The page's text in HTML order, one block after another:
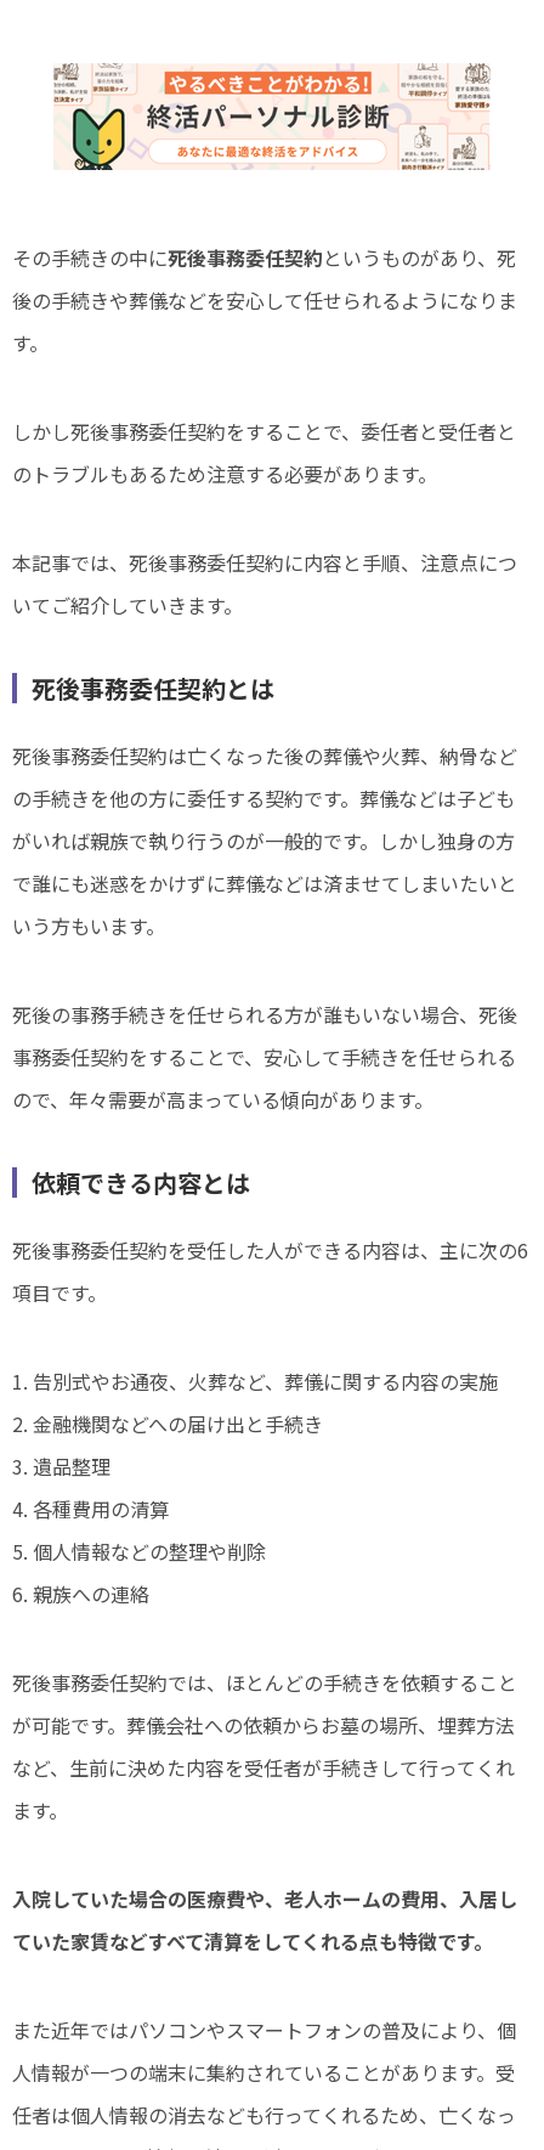
その手続きの中に死後事務委任契約というものがあり、死
後の手続きや葬儀などを安心して任せられるようになりま
す。
しかし死後事務委任契約をすることで、委任者と受任者と
のトラブルもあるため注意する必要があります。
本記事では、死後事務委任契約に内容と手順、注意点につ
いてご紹介していきます。
死後事務委任契約とは
死後事務委任契約は亡くなった後の葬儀や火葬、納骨など
の手続きを他の方に委任する契約です。葬儀などは子ども
がいれば親族で執り行うのが一般的です。しかし独身の方
で誰にも迷惑をかけずに葬儀などは済ませてしまいたいと
いう方もいます。
死後の事務手続きを任せられる方が誰もいない場合、死後
事務委任契約をすることで、安心して手続きを任せられる
ので、年々需要が高まっている傾向があります。
依頼できる内容とは
死後事務委任契約を受任した人ができる内容は、主に次の6
項目です。
1. 告別式やお通夜、火葬など、葬儀に関する内容の実施
2. 金融機関などへの届け出と手続き
3. 遺品整理
4. 各種費用の清算
5. 個人情報などの整理や削除
6. 親族への連絡
死後事務委任契約では、ほとんどの手続きを依頼すること
が可能です。葬儀会社への依頼からお墓の場所、埋葬方法
など、生前に決めた内容を受任者が手続きして行ってくれ
ます。
入院していた場合の医療費や、老人ホームの費用、入居し
ていた家賃などすべて清算をしてくれる点も特徴です。
また近年ではパソコンやスマートフォンの普及により、個
人情報が一つの端末に集約されていることがあります。受
任者は個人情報の消去なども行ってくれるため、亡くなっ